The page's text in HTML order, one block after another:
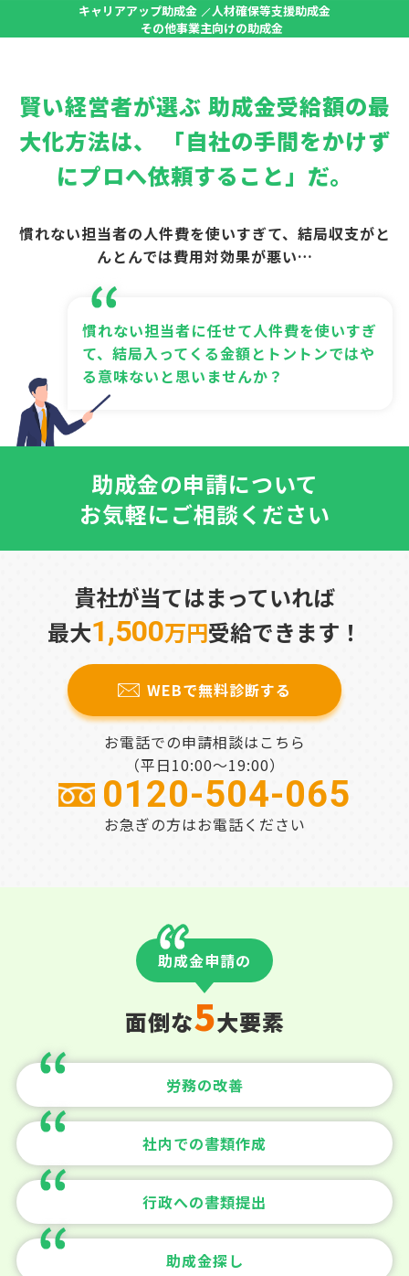
キャリアアップ助成金
人材確保等支援助成金
その他事業主向けの助成金
賢い経営者が選ぶ 助成金受給額の最
大化方法は、
「自社の手間をかけず
にプロへ依頼すること」だ。
慣れない担当者の人件費を使いすぎて、結局収支がと
んとんでは費用対効果が悪い…
慣れない担当者に任せて人件費を使いすぎ
て、結局入ってくる金額とトントンではや
る意味ないと思いませんか？
助成金の申請について
お気軽にご相談ください
貴社が当てはまっていれば
最大1,500万円受給できます！
WEBで無料診断する
お電話での申請相談はこちら
（平日10:00～19:00）
0120-504-065
お急ぎの方はお電話ください
助成金申請の
面倒な5大要素
労務の改善
社内での書類作成
行政への書類提出
助成金探し